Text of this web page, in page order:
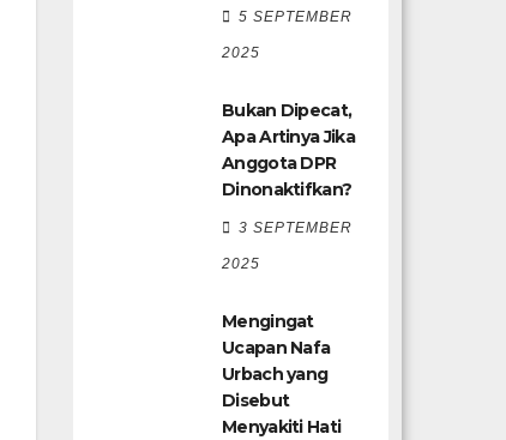
5 SEPTEMBER
2025
Bukan Dipecat,
Apa Artinya Jika
Anggota DPR
Dinonaktifkan?
3 SEPTEMBER
2025
Mengingat
Ucapan Nafa
Urbach yang
Disebut
Menyakiti Hati